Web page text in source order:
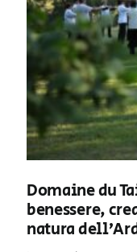
Domaine du
benessere,
natura